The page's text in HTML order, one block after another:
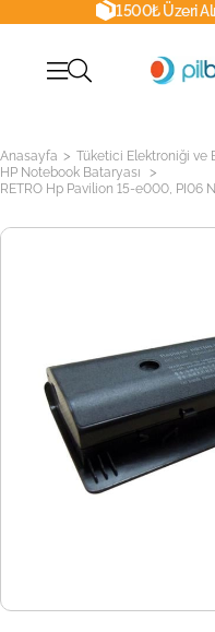
1500₺ Üzeri
Anasayfa > Tüketici Elektroniği ve
HP Notebook Bataryası >
RETRO Hp Pavilion 15-e000, PI06